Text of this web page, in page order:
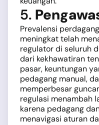
5.
Prevalensi
meningkat telah
regulator di seluruh
dari kekhawatiran
pasar, keuntungan
pedagang manual,
memperbesar
regulasi menambah
karena pedagang
menavigasi aturan